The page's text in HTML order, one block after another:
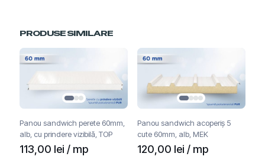
PRODUSE SIMILARE
Panou sandwich perete 60mm,
alb, cu prindere vizibilă, TOP
113,00 lei / mp
Panou sandwich acoperiș 5
cute 60mm, alb, MEK
120,00 lei / mp